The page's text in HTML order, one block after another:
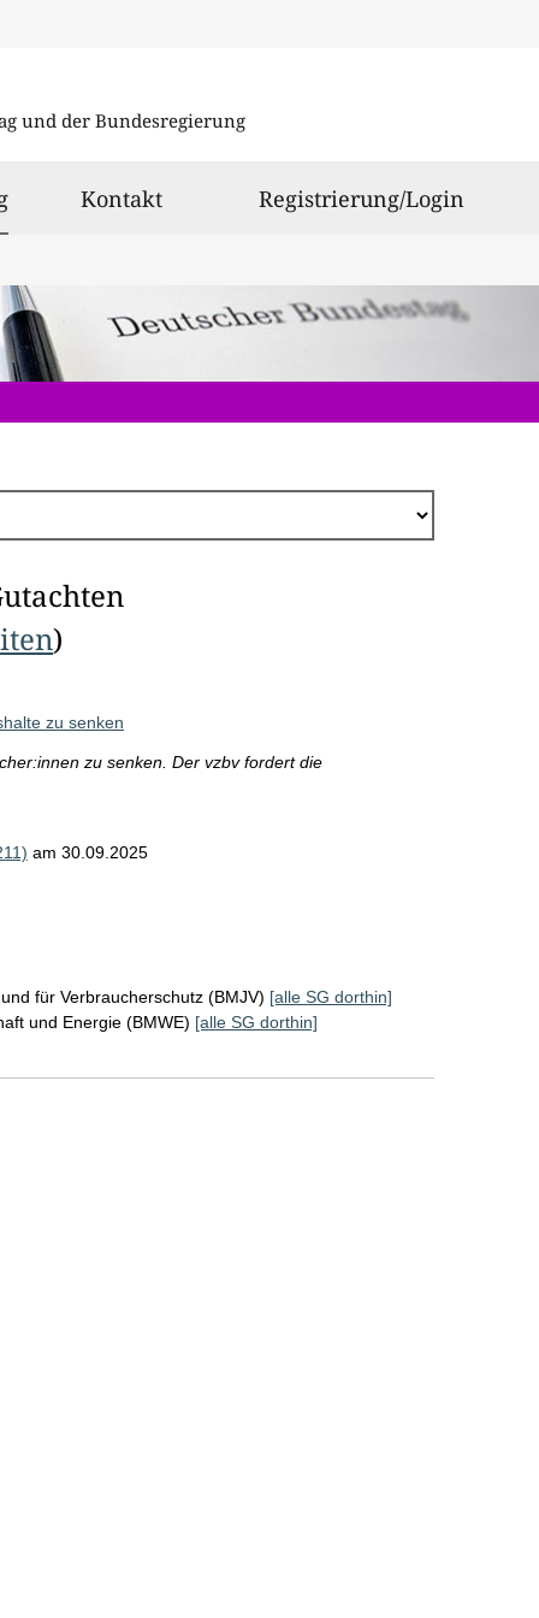
und der Bundesregierung
ausgewählt
Kontakt Registrierung/Login
)
zu senken
zu senken. Der vzbv fordert die
am 30.09.2025
für Verbraucherschutz (BMJV) [alle SG dorthin]
und Energie (BMWE) [alle SG dorthin]